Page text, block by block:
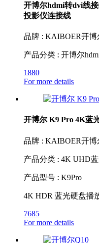
开博尔hdmi转dvi线
投影仪连接线
品牌 : KAIBOER开博
产品分类 : 开博尔
1880
For more details
开博尔 K9 Pro 4K蓝
品牌 : KAIBOER开博
产品分类 : 4K UHD
产品型号 : K9Pro
4K HDR 蓝光硬盘播
7685
For more details